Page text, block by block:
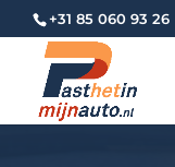
+31 85 060 93 26